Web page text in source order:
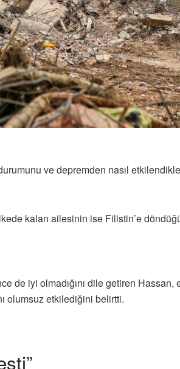
ve depremden nasıl
kalan ailesinin ise Filistin’e
de iyi olmadığını dile getiren
olumsuz etkilediğini belirtti.